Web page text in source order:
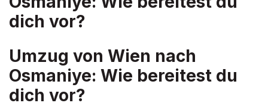
dich vor?
Umzug von Wien nach
Osmaniye: Wie bereitest du
dich vor?